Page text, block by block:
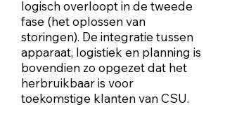
logisch overloopt in de tweede
fase (het oplossen van
storingen). De integratie tussen
apparaat, logistiek en planning is
bovendien zo opgezet dat het
herbruikbaar is voor
toekomstige klanten van CSU.